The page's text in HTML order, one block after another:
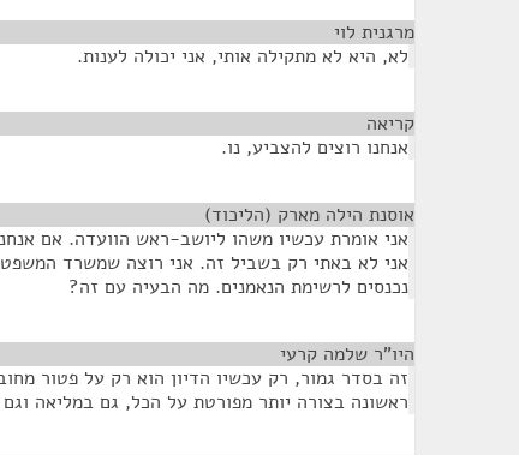
מרגנית לוי
לא, היא לא מתקילה אותי, אני יכולה לענות.
קריאה
אנחנו רוצים להצביע, נו.
אוסנת הילה מארק (הליכוד)
אני אומרת עכשיו משהו ליושב-ראש הוועדה. אם
אני לא באתי רק בשביל זה. אני רוצה שמשרד
נכנסים לרשימת הנאמנים. מה הבעיה עם זה?
היו"ר שלמה קרעי
זה בסדר גמור, רק עכשיו הדיון הוא רק על פטור
ראשונה בצורה יותר מפורטת על הכל, גם במליאה